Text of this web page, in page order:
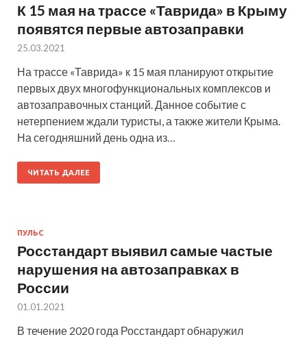
К 15 мая на трассе «Таврида» в Крыму
появятся первые автозаправки
25.03.2021
На трассе «Таврида» к 15 мая планируют открытие
первых двух многофункциональных комплексов и
автозаправочных станций. Данное событие с
нетерпением ждали туристы, а также жители Крыма.
На сегодняшний день одна из…
ЧИТАТЬ ДАЛЕЕ
ПУЛЬС
Росстандарт выявил самые частые
нарушения на автозаправках в
России
01.01.2021
В течение 2020 года Росстандарт обнаружил